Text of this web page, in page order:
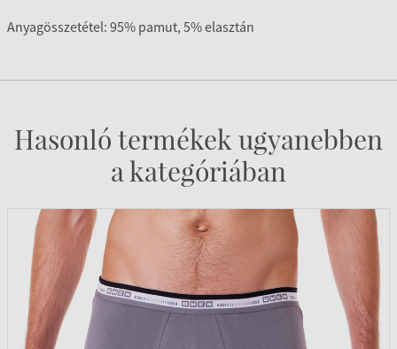
Anyagösszetétel: 95% pamut, 5% elasztán
Hasonló termékek ugyanebben
a kategóriában